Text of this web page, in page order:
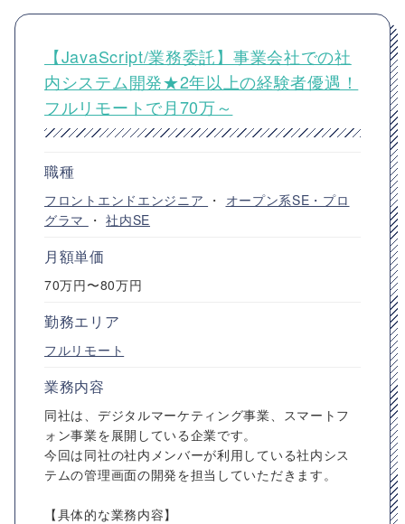
【JavaScript/業務委託】事業会社での社
内システム開発★2年以上の経験者優遇！
フルリモートで月70万～
職種
フロントエンドエンジニア ・ オープン系SE・プロ
グラマ
・社内SE
月額単価
70万円〜80万円
勤務エリア
フルリモート
業務内容
同社は、デジタルマーケティング事業、スマートフ
ォン事業を展開している企業です。
今回は同社の社内メンバーが利用している社内シス
テムの管理画面の開発を担当していただきます。
【具体的な業務内容】